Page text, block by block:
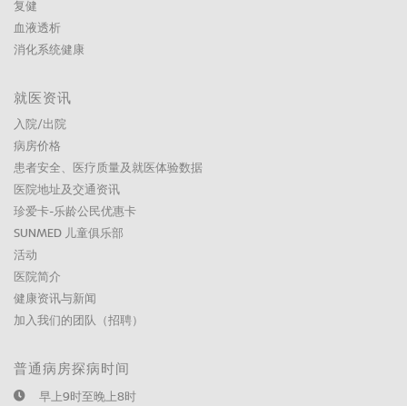
复健
血液透析
消化系统健康
就医资讯
入院/出院
病房价格
患者安全、医疗质量及就医体验数据
医院地址及交通资讯
珍爱卡-乐龄公民优惠卡
SUNMED 儿童俱乐部
活动
医院简介
健康资讯与新闻
加入我们的团队（招聘）
普通病房探病时间
早上9时至晚上8时